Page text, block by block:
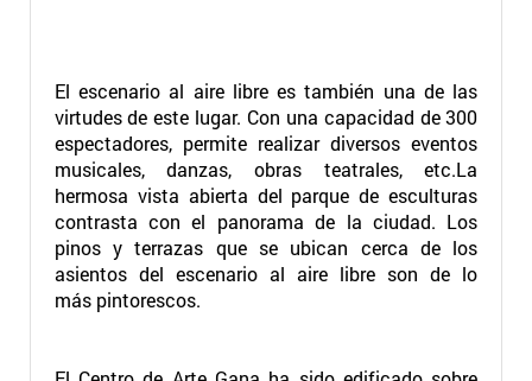
El escenario al aire libre es también una de las
virtudes de este lugar. Con una capacidad de 300
espectadores, permite realizar diversos eventos
musicales, danzas, obras teatrales, etc.La
hermosa vista abierta del parque de esculturas
contrasta con el panorama de la ciudad. Los
pinos y terrazas que se ubican cerca de los
asientos del escenario al aire libre son de lo
más pintorescos.